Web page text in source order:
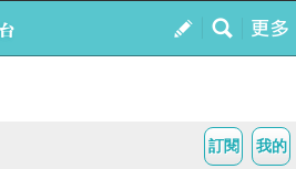
我的
訂閱